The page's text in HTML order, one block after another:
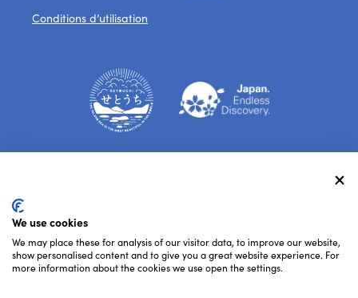
Conditions d’utilisation
We use cookies
We may place these for analysis of our visitor data, to improve our website,
show personalised content and to give you a great website experience. For
more information about the cookies we use open the settings.